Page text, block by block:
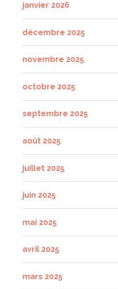
janvier 2026
décembre 2025
novembre 2025
octobre 2025
septembre 2025
août 2025
juillet 2025
juin 2025
mai 2025
avril 2025
mars 2025